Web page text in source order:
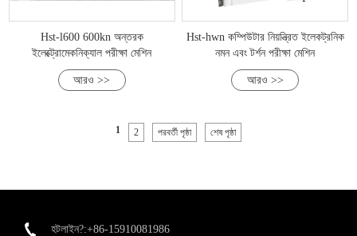
Hst-l600 600kn অন্তরক
ইলেক্ট্রোমেকনিক্যাল পরীক্ষা মেশিন
আরও >>
Hst-hwn কম্পিউটার নিয়ন্ত্রিত ইলেকট্রনিক
নমন এবং টর্শন পরীক্ষা মেশিন
আরও >>
1 2 পরবর্তী পৃষ্ঠা শেষ পৃষ্ঠা
হটলাইন?:+86-15910081986